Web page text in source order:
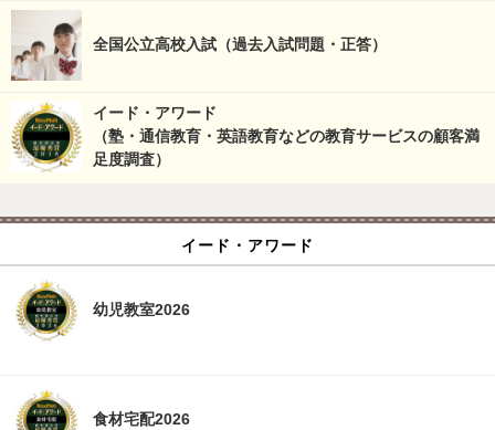
全国公立高校入試（過去入試問題・正答）
イード・アワード
（塾・通信教育・英語教育などの教育サービスの顧客満
足度調査）
イード・アワード
幼児教室2026
食材宅配2026